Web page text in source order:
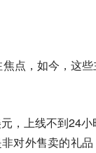
点，如今，这
，上线不到24
对外售卖的礼